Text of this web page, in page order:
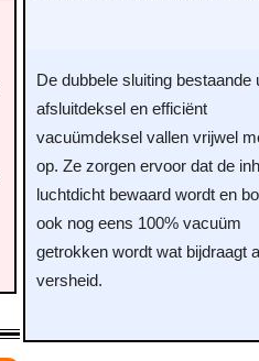
De dubbele sluiting bestaande
afsluitdeksel en efficiënt
vacuümdeksel vallen vrijwel
op. Ze zorgen ervoor dat de
luchtdicht bewaard wordt en
ook nog eens 100% vacuüm
getrokken wordt wat bijdraagt
versheid.